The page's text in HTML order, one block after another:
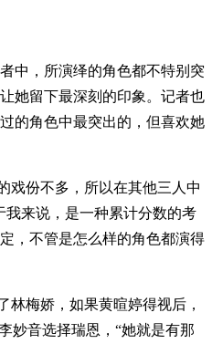
中，所演绎的角色都不特别突
她留下最深刻的印象。记者也
的角色中最突出的，但喜欢她
戏份不多，所以在其他三人中
我来说，是一种累计分数的考
，不管是怎么样的角色都演得
林梅娇，如果黄暄婷得视后，
妙音选择瑞恩，“她就是有那